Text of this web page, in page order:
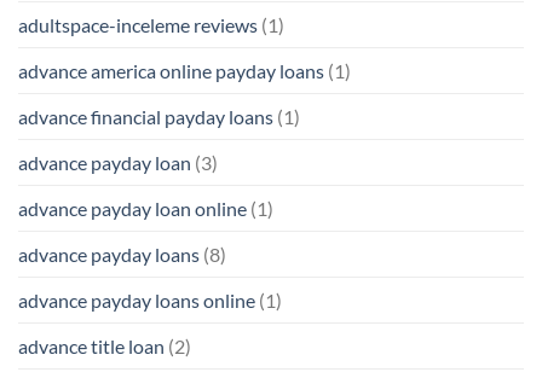
adultspace-inceleme reviews (1)
advance america online payday loans (1)
advance financial payday loans (1)
advance payday loan (3)
advance payday loan online (1)
advance payday loans (8)
advance payday loans online (1)
advance title loan (2)